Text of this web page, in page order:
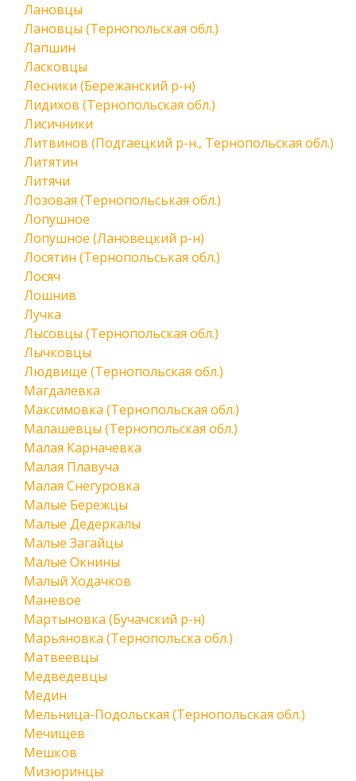
Лановцы
Лановцы (Тернопольская обл.)
Лапшин
Ласковцы
Лесники (Бережанский р-н)
Лидихов (Тернопольская обл.)
Лисичники
Литвинов (Подгаецкий р-н., Тернопольская обл.)
Литятин
Литячи
Лозовая (Тернопольськая обл.)
Лопушное
Лопушное (Лановецкий р-н)
Лосятин (Тернопольськая обл.)
Лосяч
Лошнив
Лучка
Лысовцы (Тернопольская обл.)
Лычковцы
Людвище (Тернопольская обл.)
Магдалевка
Максимовка (Тернопольская обл.)
Малашевцы (Тернопольская обл.)
Малая Карначевка
Малая Плавуча
Малая Снегуровка
Малые Бережцы
Малые Дедеркалы
Малые Загайцы
Малые Окнины
Малый Ходачков
Маневое
Мартыновка (Бучачский р-н)
Марьяновка (Тернопольска обл.)
Матвеевцы
Медведевцы
Медин
Мельница-Подольская (Тернопольская обл.)
Мечищев
Мешков
Мизюринцы